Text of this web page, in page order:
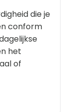
die je
conform
het
of